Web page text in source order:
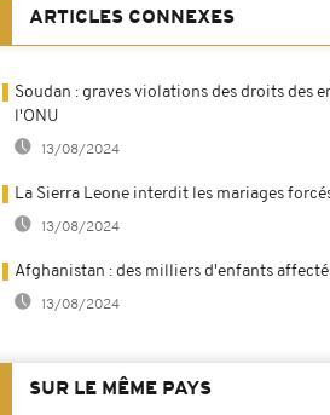
ARTICLES CONNEXES
Soudan : graves violations des droits des
l'ONU
13/08/2024
La Sierra Leone interdit les mariages
13/08/2024
Afghanistan : des milliers d'enfants
13/08/2024
SUR LE MÊME PAYS